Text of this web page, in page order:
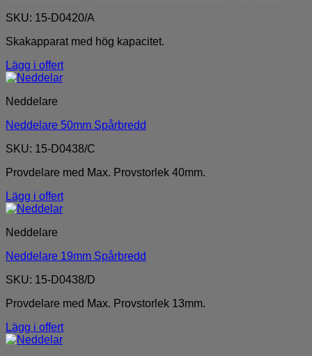
SKU: 15-D0420/A
Skakapparat med hög kapacitet.
Lägg i offert
Neddelare
Neddelare 50mm Spårbredd
SKU: 15-D0438/C
Provdelare med Max. Provstorlek 40mm.
Lägg i offert
Neddelare
Neddelare 19mm Spårbredd
SKU: 15-D0438/D
Provdelare med Max. Provstorlek 13mm.
Lägg i offert